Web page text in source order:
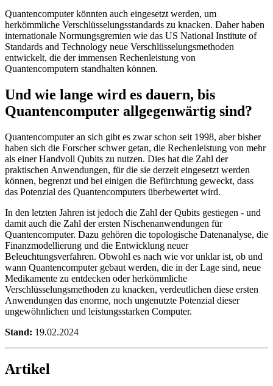
Quantencomputer könnten auch eingesetzt werden, um
herkömmliche Verschlüsselungsstandards zu knacken. Daher haben
internationale Normungsgremien wie das US National Institute of
Standards and Technology neue Verschlüsselungsmethoden
entwickelt, die der immensen Rechenleistung von
Quantencomputern standhalten können.
Und wie lange wird es dauern, bis
Quantencomputer allgegenwärtig sind?
Quantencomputer an sich gibt es zwar schon seit 1998, aber bisher
haben sich die Forscher schwer getan, die Rechenleistung von mehr
als einer Handvoll Qubits zu nutzen. Dies hat die Zahl der
praktischen Anwendungen, für die sie derzeit eingesetzt werden
können, begrenzt und bei einigen die Befürchtung geweckt, dass
das Potenzial des Quantencomputers überbewertet wird.
In den letzten Jahren ist jedoch die Zahl der Qubits gestiegen - und
damit auch die Zahl der ersten Nischenanwendungen für
Quantencomputer. Dazu gehören die topologische Datenanalyse, die
Finanzmodellierung und die Entwicklung neuer
Beleuchtungsverfahren. Obwohl es nach wie vor unklar ist, ob und
wann Quantencomputer gebaut werden, die in der Lage sind, neue
Medikamente zu entdecken oder herkömmliche
Verschlüsselungsmethoden zu knacken, verdeutlichen diese ersten
Anwendungen das enorme, noch ungenutzte Potenzial dieser
ungewöhnlichen und leistungsstarken Computer.
Stand: 19.02.2024
Artikel